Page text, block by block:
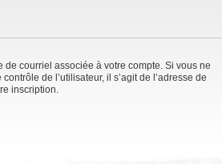
de courriel associée à votre compte. Si vous ne
de l’utilisateur, il s’agit de l’adresse de
inscription.